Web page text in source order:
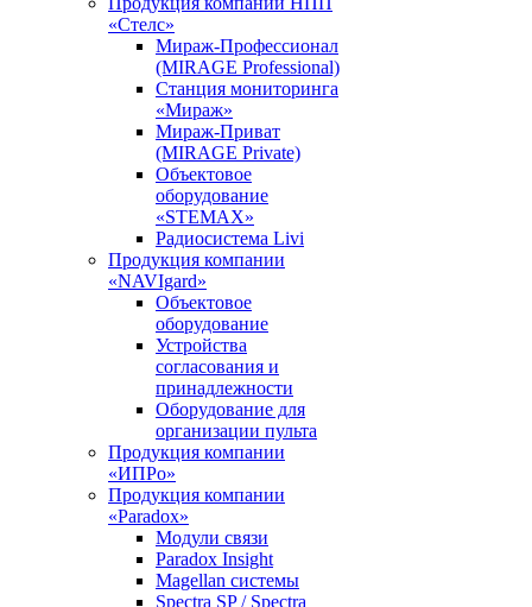
«Стелс»
Мираж-Профессионал
(MIRAGE Professional)
Станция мониторинга
«Мираж»
Мираж-Приват
(MIRAGE Private)
Объектовое
оборудование
«STEMAX»
Радиосистема Livi
Продукция компании
«NAVIgard»
Объектовое
оборудование
Устройства
согласования и
принадлежности
Оборудование для
организации пульта
Продукция компании
«ИПРо»
Продукция компании
«Paradox»
Модули связи
Paradox Insight
Magellan системы
Spectra SP / Spectra